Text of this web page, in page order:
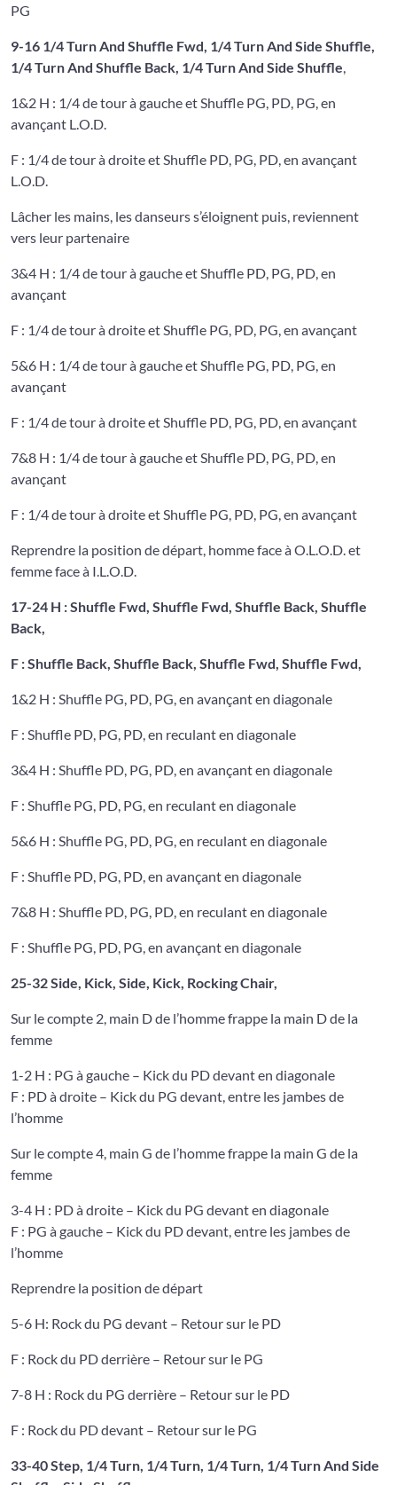
PG
9-16 1/4 Turn And Shuffle Fwd, 1/4 Turn And Side Shuffle,
1/4 Turn And Shuffle Back, 1/4 Turn And Side Shuffle,
1&2 H : 1/4 de tour à gauche et Shuffle PG, PD, PG, en
avançant L.O.D.
F : 1/4 de tour à droite et Shuffle PD, PG, PD, en avançant
L.O.D.
Lâcher les mains, les danseurs s’éloignent puis, reviennent
vers leur partenaire
3&4 H : 1/4 de tour à gauche et Shuffle PD, PG, PD, en
avançant
F : 1/4 de tour à droite et Shuffle PG, PD, PG, en avançant
5&6 H : 1/4 de tour à gauche et Shuffle PG, PD, PG, en
avançant
F : 1/4 de tour à droite et Shuffle PD, PG, PD, en avançant
7&8 H : 1/4 de tour à gauche et Shuffle PD, PG, PD, en
avançant
F : 1/4 de tour à droite et Shuffle PG, PD, PG, en avançant
Reprendre la position de départ, homme face à O.L.O.D. et
femme face à I.L.O.D.
17-24 H : Shuffle Fwd, Shuffle Fwd, Shuffle Back, Shuffle
Back,
F : Shuffle Back, Shuffle Back, Shuffle Fwd, Shuffle Fwd,
1&2 H : Shuffle PG, PD, PG, en avançant en diagonale
F : Shuffle PD, PG, PD, en reculant en diagonale
3&4 H : Shuffle PD, PG, PD, en avançant en diagonale
F : Shuffle PG, PD, PG, en reculant en diagonale
5&6 H : Shuffle PG, PD, PG, en reculant en diagonale
F : Shuffle PD, PG, PD, en avançant en diagonale
7&8 H : Shuffle PD, PG, PD, en reculant en diagonale
F : Shuffle PG, PD, PG, en avançant en diagonale
25-32 Side, Kick, Side, Kick, Rocking Chair,
Sur le compte 2, main D de l’homme frappe la main D de la
femme
1-2 H : PG à gauche – Kick du PD devant en diagonale
F : PD à droite – Kick du PG devant, entre les jambes de
l’homme
Sur le compte 4, main G de l’homme frappe la main G de la
femme
3-4 H : PD à droite – Kick du PG devant en diagonale
F : PG à gauche – Kick du PD devant, entre les jambes de
l’homme
Reprendre la position de départ
5-6 H: Rock du PG devant – Retour sur le PD
F : Rock du PD derrière – Retour sur le PG
7-8 H : Rock du PG derrière – Retour sur le PD
F : Rock du PD devant – Retour sur le PG
33-40 Step, 1/4 Turn, 1/4 Turn, 1/4 Turn, 1/4 Turn And Side